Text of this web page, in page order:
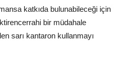
katkıda bulunabileceği için
bir müdahale
sarı kantaron kullanmayı